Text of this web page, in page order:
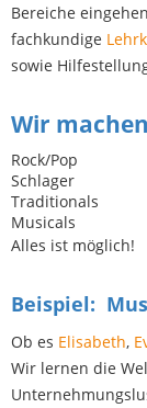
Bereiche
fachkundige
sowie
Wir
Rock/Pop
Schlager
Traditionals
Musicals
Alles ist möglich!
Beispiel:
Ob es Elisabeth,
Wir lernen die